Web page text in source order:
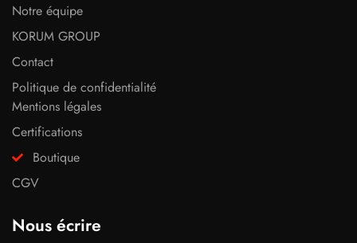
Notre équipe
KORUM GROUP
Contact
Politique de confidentialité
Mentions légales
Certifications
Boutique
CGV
Nous écrire